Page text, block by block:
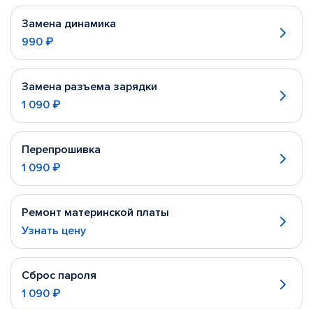
Замена динамика
990 ₽
Замена разъема зарядки
1 090 ₽
Перепрошивка
1 090 ₽
Ремонт материнской платы
Узнать цену
Сброс пароля
1 090 ₽